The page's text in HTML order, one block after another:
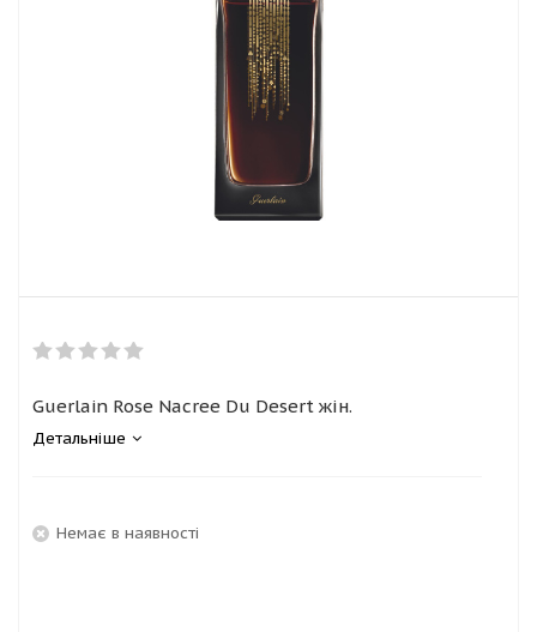
Guerlain Rose Nacree Du Desert жін.
Детальніше
Немає в наявності